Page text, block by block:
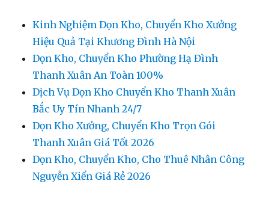
Kinh Nghiệm Dọn Kho, Chuyển Kho Xưởng
Hiệu Quả Tại Khương Đình Hà Nội
Dọn Kho, Chuyển Kho Phường Hạ Đình
Thanh Xuân An Toàn 100%
Dịch Vụ Dọn Kho Chuyển Kho Thanh Xuân
Bắc Uy Tín Nhanh 24/7
Dọn Kho Xưởng, Chuyển Kho Trọn Gói
Thanh Xuân Giá Tốt 2026
Dọn Kho, Chuyển Kho, Cho Thuê Nhân Công
Nguyễn Xiển Giá Rẻ 2026